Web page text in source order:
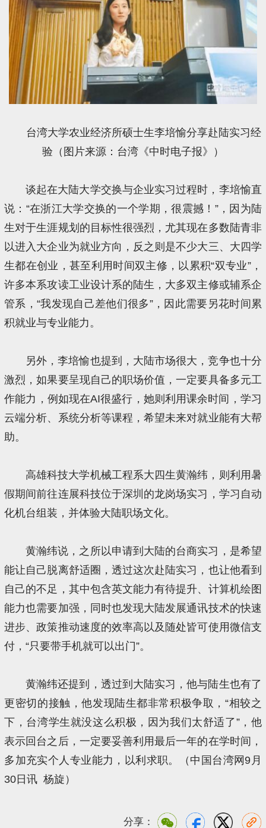
台湾大学农业经济所硕士生李培愉分享赴陆实习经
验（图片来源：台湾《中时电子报》）
谈起在大陆大学交换与企业实习过程时，李培愉直
说：“在浙江大学交换的一个学期，很震撼！”，因为陆
生对于生涯规划的目标性很强烈，尤其现在多数陆青非
以进入大企业为就业方向，反之则是不少大三、大四学
生都在创业，甚至利用时间双主修，以累积“双专业”，
许多本系攻读工业设计系的陆生，大多双主修或辅系企
管系，“我发现自己差他们很多”，因此需要另花时间累
积就业与专业能力。
另外，李培愉也提到，大陆市场很大，竞争也十分
激烈，如果要呈现自己的职场价值，一定要具备多元工
作能力，例如现在AI很盛行，她则利用课余时间，学习
云端分析、系统分析等课程，希望未来对就业能有大帮
助。
高雄科技大学机械工程系大四生黄瀚纬，则利用暑
假期间前往连展科技位于深圳的龙岗场实习，学习自动
化机台组装，并体验大陆职场文化。
黄瀚纬说，之所以申请到大陆的台商实习，是希望
能让自己脱离舒适圈，透过这次赴陆实习，也让他看到
自己的不足，其中包含英文能力有待提升、计算机绘图
能力也需要加强，同时也发现大陆发展通讯技术的快速
进步、政策推动速度的效率高以及随处皆可使用微信支
付，“只要带手机就可以出门”。
黄瀚纬还提到，透过到大陆实习，他与陆生也有了
更密切的接触，他发现陆生都非常积极争取，“相较之
下，台湾学生就没这么积极，因为我们太舒适了”，他
表示回台之后，一定要妥善利用最后一年的在学时间，
多加充实个人专业能力，以利求职。（中国台湾网9月
30日讯 杨旋）
分享：